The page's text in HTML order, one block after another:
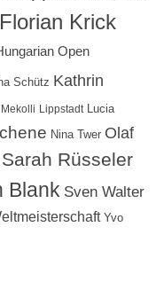
Florian Krick
Open
Schütz Kathrin
Lippstadt Lucia
Nina Twer Olaf
Sarah Rüsseler
Blank Sven Walter
Yvo